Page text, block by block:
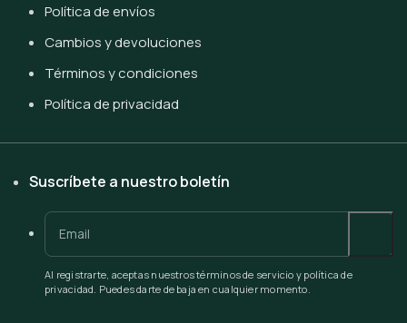
Política de envíos
Cambios y devoluciones
Términos y condiciones
Política de privacidad
Suscríbete a nuestro boletín
Al registrarte, aceptas nuestros términos de servicio y política de
privacidad. Puedes darte de baja en cualquier momento.